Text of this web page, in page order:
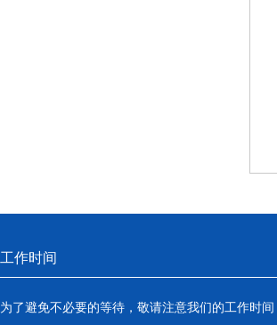
工作时间
为了避免不必要的等待，敬请注意我们的工作时